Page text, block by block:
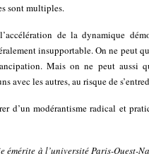
sont multiples.
de la dynamique
insupportable. On ne peut
Mais on ne peut aussi
avec les autres, au risque de
d’un modérantisme radical et
émérite à l’université Paris-Ouest-